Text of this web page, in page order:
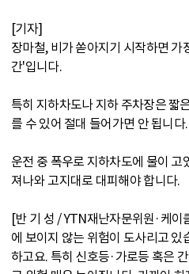
[기자]
장마철, 비가 쏟아지기 시작하면 가
간'입니다.
특히 지하차도나 지하 주차장은 짧
를 수 있어 절대 들어가면 안 됩니다.
운전 중 폭우로 지하차도에 물이
져나와 고지대로 대피해야 합니다.
[반 기 성 / YTN재난자문위원·케이
에 보이지 않는 위험이 도사리고
하고요. 특히 신호등·가로등 혹은